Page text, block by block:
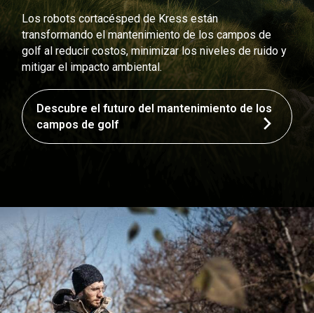
Los robots cortacésped de Kress están
transformando el mantenimiento de los campos de
golf al reducir costos, minimizar los niveles de ruido y
mitigar el impacto ambiental.
Descubre el futuro del mantenimiento de los
campos de golf